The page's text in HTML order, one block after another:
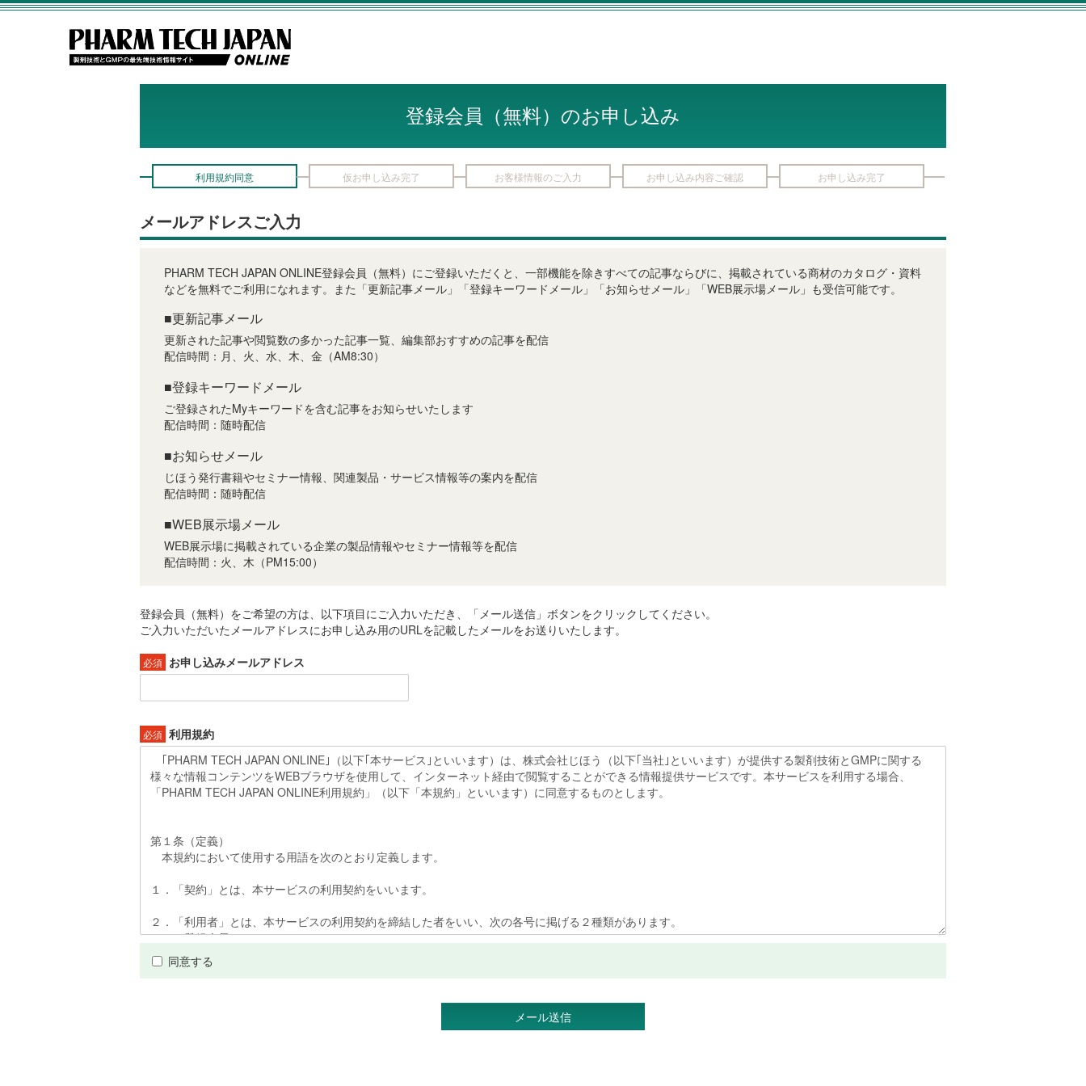
登録会員（無料）のお申し込み
利用規約同意 仮お申し込み完了 お客様情報のご入力 お申し込み内容ご確認 お申し込み完了
メールアドレスご入力
PHARM TECH JAPAN ONLINE登録会員（無料）にご登録いただくと、一部機能を除きすべての記事ならびに、掲載されている商材のカタログ・資料
などを無料でご利用になれます。また「更新記事メール」「登録キーワードメール」「お知らせメール」「WEB展示場メール」も受信可能です。
■更新記事メール
更新された記事や閲覧数の多かった記事一覧、編集部おすすめの記事を配信
配信時間：月、火、水、木、金（AM8:30）
■登録キーワードメール
ご登録されたMyキーワードを含む記事をお知らせいたします
配信時間：随時配信
■お知らせメール
じほう発行書籍やセミナー情報、関連製品・サービス情報等の案内を配信
配信時間：随時配信
■WEB展示場メール
WEB展示場に掲載されている企業の製品情報やセミナー情報等を配信
配信時間：火、木（PM15:00）
登録会員（無料）をご希望の方は、以下項目にご入力いただき、「メール送信」ボタンをクリックしてください。
ご入力いただいたメールアドレスにお申し込み用のURLを記載したメールをお送りいたします。
必須 お申し込みメールアドレス
必須 利用規約
同意する